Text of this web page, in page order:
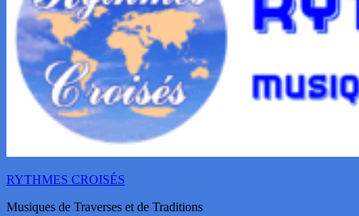
RYTHMES CROISÉS
Musiques de Traverses et de Traditions